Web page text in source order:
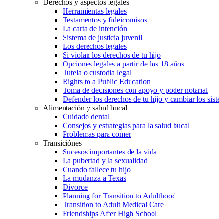
Derechos y aspectos legales
Herramientas legales
Testamentos y fideicomisos
La carta de intención
Sistema de justicia juvenil
Los derechos legales
Si violan los derechos de tu hijo
Opciones legales a partir de los 18 años
Tutela o custodia legal
Rights to a Public Education
Toma de decisiones con apoyo y poder notarial
Defender los derechos de tu hijo y cambiar los
Alimentación y salud bucal
Cuidado dental
Consejos y estrategias para la salud bucal
Problemas para comer
Transiciónes
Sucesos importantes de la vida
La pubertad y la sexualidad
Cuando fallece tu hijo
La mudanza a Texas
Divorce
Planning for Transition to Adulthood
Transition to Adult Medical Care
Friendships After High School